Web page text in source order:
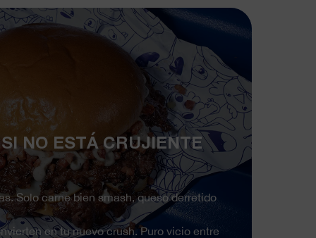
NO ESTÁ CRUJIENTE
Solo carne bien smash, queso derretido
en tu nuevo crush. Puro vicio entre